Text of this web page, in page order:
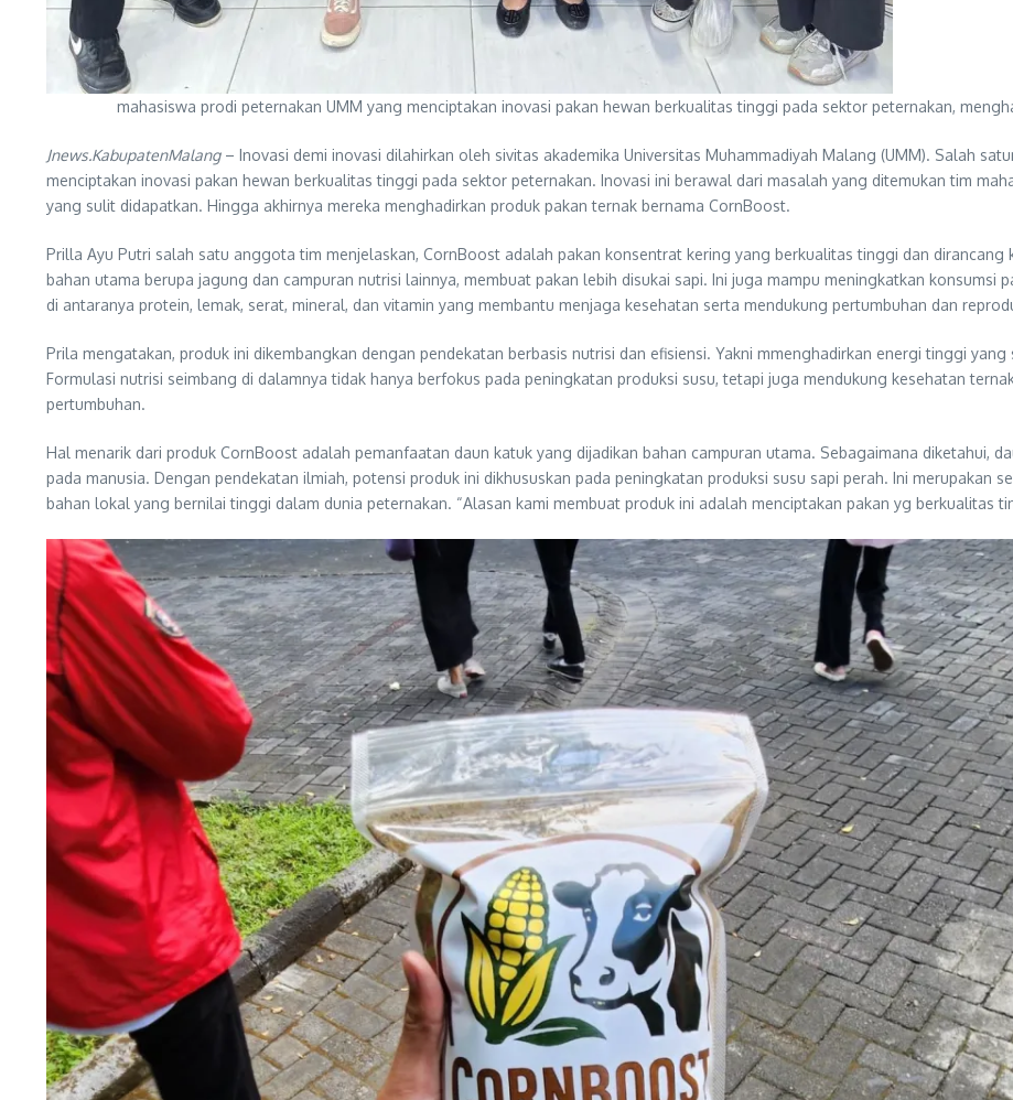
mahasiswa prodi peternakan UMM yang menciptakan inovasi pakan hewan berkualitas tinggi pada sektor peternakan,
Jnews.KabupatenMalang– Inovasi demi inovasi dilahirkan oleh sivitas akademika Universitas Muhammadiyah Malang (UMM). Salah
menciptakan inovasi pakan hewan berkualitas tinggi pada sektor peternakan. Inovasi ini berawal dari masalah yang ditemukan tim
yang sulit didapatkan. Hingga akhirnya mereka menghadirkan produk pakan ternak bernama CornBoost.
Prilla Ayu Putri salah satu anggota tim menjelaskan, CornBoost adalah pakan konsentrat kering yang berkualitas tinggi dan
bahan utama berupa jagung dan campuran nutrisi lainnya, membuat pakan lebih disukai sapi. Ini juga mampu meningkatkan konsumsi
di antaranya protein, lemak, serat, mineral, dan vitamin yang membantu menjaga kesehatan serta mendukung pertumbuhan dan
Prila mengatakan, produk ini dikembangkan dengan pendekatan berbasis nutrisi dan efisiensi. Yakni mmenghadirkan energi tinggi
Formulasi nutrisi seimbang di dalamnya tidak hanya berfokus pada peningkatan produksi susu, tetapi juga mendukung kesehatan
pertumbuhan.
Hal menarik dari produk CornBoost adalah pemanfaatan daun katuk yang dijadikan bahan campuran utama. Sebagaimana diketahui,
pada manusia. Dengan pendekatan ilmiah, potensi produk ini dikhususkan pada peningkatan produksi susu sapi perah. Ini merupakan
bahan lokal yang bernilai tinggi dalam dunia peternakan. “Alasan kami membuat produk ini adalah menciptakan pakan yg berkualitas